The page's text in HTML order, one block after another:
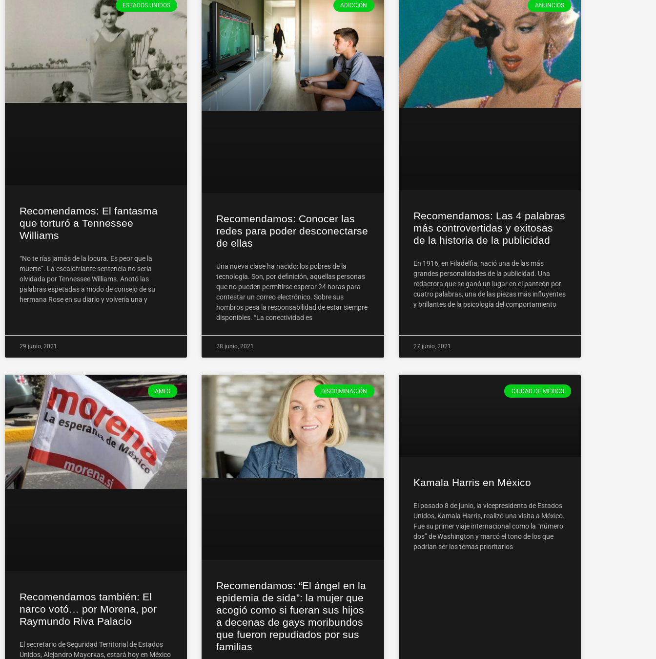
ESTADOS UNIDOS
Recomendamos: El fantasma
que torturó a Tennessee
Williams
“No te rías jamás de la locura. Es peor que la
muerte”. La escalofriante sentencia no sería
olvidada por Tennessee Williams. Anotó las
palabras espetadas a modo de consejo de su
hermana Rose en su diario y volvería una y
29 junio, 2021
ADICCIÓN
Recomendamos: Conocer las
redes para poder desconectarse
de ellas
Una nueva clase ha nacido: los pobres de la
tecnología. Son, por definición, aquellas personas
que no pueden permitirse esperar 24 horas para
contestar un correo electrónico. Sobre sus
hombros pesa la responsabilidad de estar siempre
disponibles. “La conectividad es
28 junio, 2021
ANUNCIOS
Recomendamos: Las 4 palabras
más controvertidas y exitosas
de la historia de la publicidad
En 1916, en Filadelfia, nació una de las más
grandes personalidades de la publicidad. Una
redactora que se ganó un lugar en el panteón por
cuatro palabras, una de las piezas más influyentes
y brillantes de la psicología del comportamiento
27 junio, 2021
AMLO
Recomendamos también: El
narco votó… por Morena, por
Raymundo Riva Palacio
El secretario de Seguridad Territorial de Estados
Unidos, Alejandro Mayorkas, estará hoy en México
DISCRIMINACIÓN
Recomendamos: “El ángel en la
epidemia de sida”: la mujer que
acogió como si fueran sus hijos
a decenas de gays moribundos
que fueron repudiados por sus
familias
CIUDAD DE MÉXICO
Kamala Harris en México
El pasado 8 de junio, la vicepresidenta de Estados
Unidos, Kamala Harris, realizó una visita a México.
Fue su primer viaje internacional como la “número
dos” de Washington y marcó el tono de los que
podrían ser los temas prioritarios